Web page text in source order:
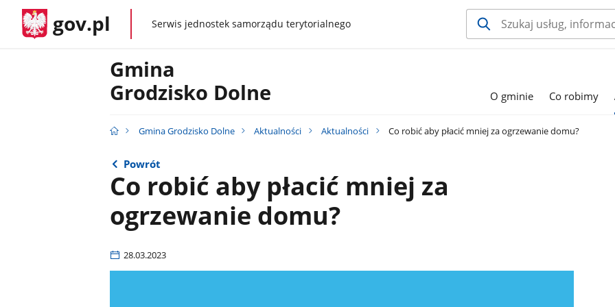
gov.pl gov.plSerwis jednostek samorządu terytorialnego
Gmina
Grodzisko Dolne
O gminie Co robimy
Gmina Grodzisko Dolne Aktualności Aktualności Co robić aby płacić mniej za ogrzewanie domu?
Powrót
Co robić aby płacić mniej za
ogrzewanie domu?
28.03.2023